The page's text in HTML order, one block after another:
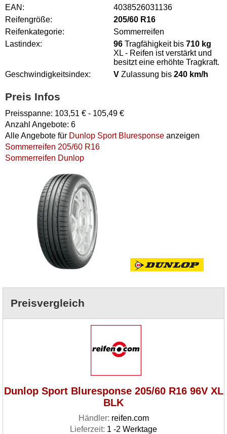
EAN:
4038526031136
Reifengröße:
205/60 R16
Reifenkategorie:
Sommerreifen
Lastindex:
96 Tragfähigkeit bis 710 kg
XL - Reifen ist verstärkt und
besitzt eine erhöhte Tragkraft.
Geschwindigkeitsindex:
V Zulassung bis 240 km/h
Preis Infos
Preisspanne: 103,51 € - 105,49 €
Anzahl Angebote: 6
Alle Angebote für Dunlop Sport Bluresponse anzeigen
Sommerreifen 205/60 R16
Sommerreifen Dunlop
Preisvergleich
Dunlop Sport Bluresponse 205/60 R16 96V XL
BLK
Händler: reifen.com
Lieferzeit: 1 -2 Werktage